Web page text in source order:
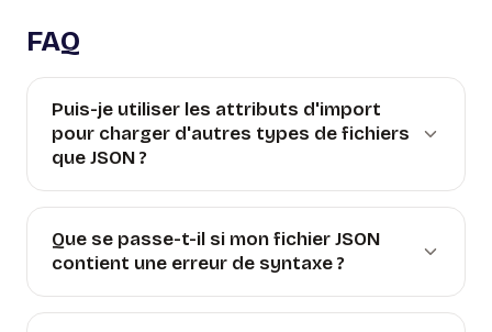
FAQ
Puis-je utiliser les attributs d'import
pour charger d'autres types de fichiers
que JSON ?
Que se passe-t-il si mon fichier JSON
contient une erreur de syntaxe ?